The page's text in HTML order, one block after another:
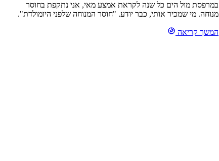
במרפסת מול הים כל שנה לקראת אמצע מאי, אני נתקפת בחוסר
מנוחה. מי שמכיר אותי, כבר יודע. "חוסר המנוחה שלפני היומולדת".
לשיגרה. השנה, בשיטוט קל ברחבי אתרי הטיסות, נמצאו שני כרטיסים
המשך קריאה